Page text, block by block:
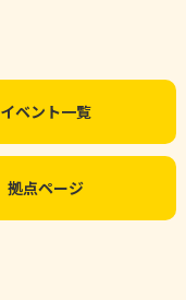
イベント一覧
拠点ページ